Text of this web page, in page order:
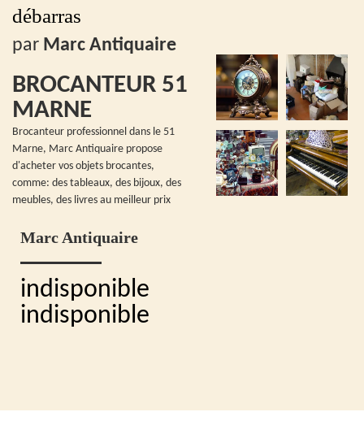
débarras
par Marc Antiquaire
BROCANTEUR 51
MARNE
Brocanteur professionnel dans le 51
Marne, Marc Antiquaire propose
d'acheter vos objets brocantes,
comme: des tableaux, des bijoux, des
meubles, des livres au meilleur prix
Marc Antiquaire
indisponible
indisponible